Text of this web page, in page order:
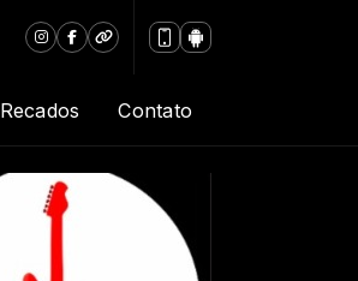
Recados Contato